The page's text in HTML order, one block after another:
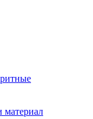
материал